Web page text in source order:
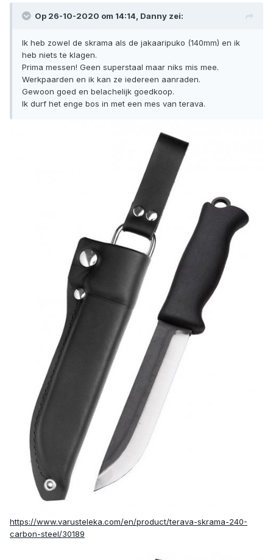
Op 26-10-2020 om 14:14, Danny zei:
Ik heb zowel de skrama als de jakaaripuko (140mm) en ik
heb niets te klagen.
Prima messen! Geen superstaal maar niks mis mee.
Werkpaarden en ik kan ze iedereen aanraden.
Gewoon goed en belachelijk goedkoop.
Ik durf het enge bos in met een mes van terava.
https://www.varusteleka.com/en/product/terava-skrama-240-
carbon-steel/30189